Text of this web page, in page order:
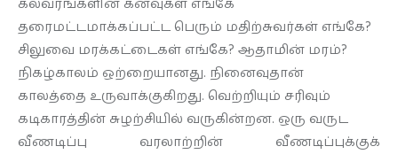
கலவரங்களின் கனவுகள் எங்கே
தரைமட்டமாக்கப்பட்ட பெரும் மதிற்சுவர்கள் எங்கே?
சிலுவை மரக்கட்டைகள் எங்கே? ஆதாமின் மரம்?
நிகழ்காலம் ஒற்றையானது. நினைவுதான்
காலத்தை உருவாக்குகிறது. வெற்றியும் சரிவும்
கடிகாரத்தின் சுழற்சியில் வருகின்றன. ஒரு வருட
வீணடிப்பு வரலாற்றின் வீணடிப்புக்குக்